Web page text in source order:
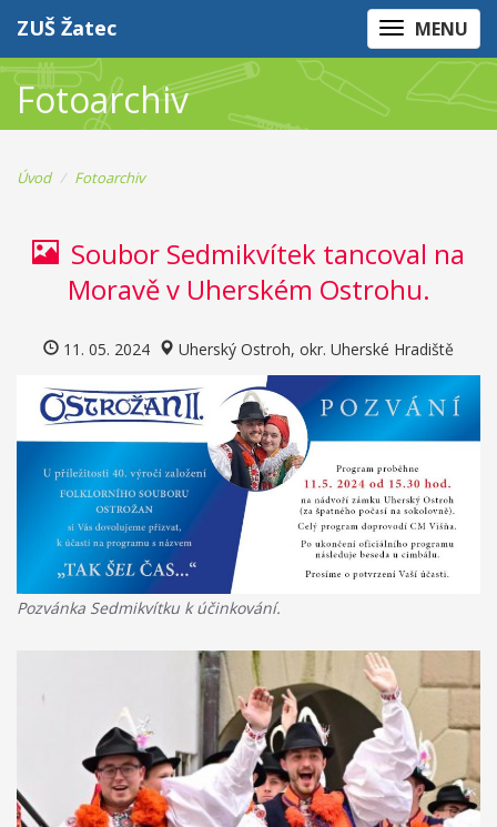
MENU
ZUŠ Žatec
Fotoarchiv
Úvod Fotoarchiv
Soubor Sedmikvítek tancoval na
Moravě v Uherském Ostrohu.
11. 05. 2024 Uherský Ostroh, okr. Uherské Hradiště
Pozvánka Sedmikvítku k účinkování.